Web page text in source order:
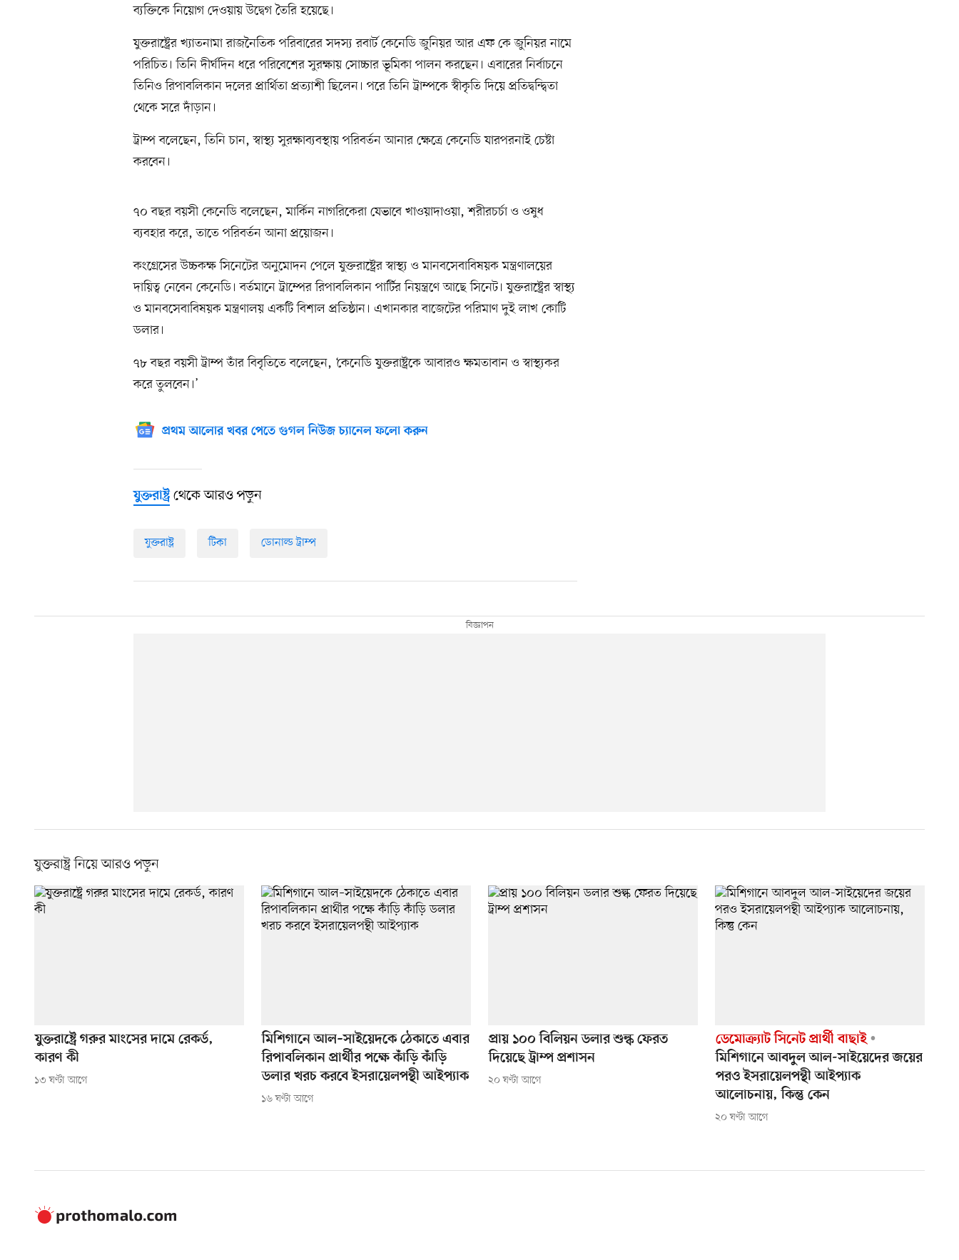
ব্যক্তিকে নিয়োগ দেওয়ায় উদ্বেগ তৈরি হয়েছে।
যুক্তরাষ্ট্রের খ্যাতনামা রাজনৈতিক পরিবারের সদস্য রবার্ট কেনেডি জুনিয়র আর এফ কে জুনিয়র নামে
পরিচিত। তিনি দীর্ঘদিন ধরে পরিবেশের সুরক্ষায় সোচ্চার ভূমিকা পালন করছেন। এবারের নির্বাচনে
তিনিও রিপাবলিকান দলের প্রার্থিতা প্রত্যাশী ছিলেন। পরে তিনি ট্রাম্পকে স্বীকৃতি দিয়ে প্রতিদ্বন্দ্বিতা
থেকে সরে দাঁড়ান।
ট্রাম্প বলেছেন, তিনি চান, স্বাস্থ্য সুরক্ষাব্যবস্থায় পরিবর্তন আনার ক্ষেত্রে কেনেডি যারপরনাই চেষ্টা
করবেন।
৭০ বছর বয়সী কেনেডি বলেছেন, মার্কিন নাগরিকেরা যেভাবে খাওয়াদাওয়া, শরীরচর্চা ও ওষুধ
ব্যবহার করে, তাতে পরিবর্তন আনা প্রয়োজন।
কংগ্রেসের উচ্চকক্ষ সিনেটের অনুমোদন পেলে যুক্তরাষ্ট্রের স্বাস্থ্য ও মানবসেবাবিষয়ক মন্ত্রণালয়ের
দায়িত্ব নেবেন কেনেডি। বর্তমানে ট্রাম্পের রিপাবলিকান পার্টির নিয়ন্ত্রণে আছে সিনেট। যুক্তরাষ্ট্রের স্বাস্থ্য
ও মানবসেবাবিষয়ক মন্ত্রণালয় একটি বিশাল প্রতিষ্ঠান। এখানকার বাজেটের পরিমাণ দুই লাখ কোটি
ডলার।
৭৮ বছর বয়সী ট্রাম্প তাঁর বিবৃতিতে বলেছেন, ‘কেনেডি যুক্তরাষ্ট্রকে আবারও ক্ষমতাবান ও স্বাস্থ্যকর
করে তুলবেন।’
প্রথম আলোর খবর পেতে গুগল নিউজ চ্যানেল ফলো করুন
যুক্তরাষ্ট্রথেকে আরও পড়ুন
যুক্তরাষ্ট্র টিকা ডোনাল্ড ট্রাম্প
যুক্তরাষ্ট্র নিয়ে আরও পড়ুন
যুক্তরাষ্ট্রে গরুর মাংসের দামে রেকর্ড,
কারণ কী
১৩ ঘণ্টা আগে
মিশিগানে আল–সাইয়েদকে ঠেকাতে এবার
রিপাবলিকান প্রার্থীর পক্ষে কাঁড়ি কাঁড়ি
ডলার খরচ করবে ইসরায়েলপন্থী আইপ্যাক
১৬ ঘণ্টা আগে
প্রায় ১০০ বিলিয়ন ডলার শুল্ক ফেরত
দিয়েছে ট্রাম্প প্রশাসন
২০ ঘণ্টা আগে
ডেমোক্র্যাট সিনেট প্রার্থী বাছাই
মিশিগানে আবদুল আল-সাইয়েদের জয়ের
পরও ইসরায়েলপন্থী আইপ্যাক
আলোচনায়, কিন্তু কেন
২০ ঘণ্টা আগে